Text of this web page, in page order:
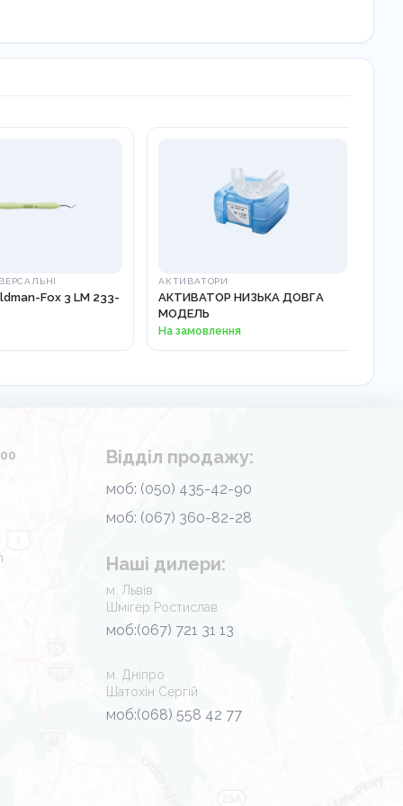
Fox 3 LM 233-
АКТИВАТОРИ
АКТИВАТОР НИЗЬКА ДОВГА
МОДЕЛЬ
На замовлення
Відділ продажу:
моб: (050) 435-42-90
моб: (067) 360-82-28
Наші дилери:
м. Львів
Шмігер Ростислав
моб:(067) 721 31 13
м. Дніпро
Шатохін Сергій
моб:(068) 558 42 77